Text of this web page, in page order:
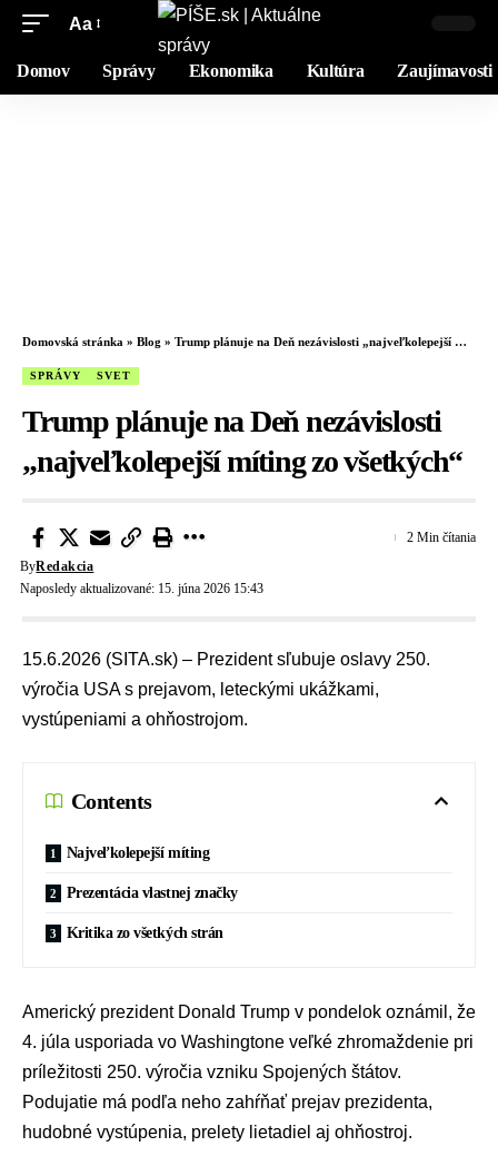
Aa
Domov Správy Ekonomika Kultúra Zaujímavosti
Domovská stránka » Blog » Trump plánuje na Deň nezávislosti „najveľkolepejší míting zo všetkých“
SPRÁVY SVET
Trump plánuje na Deň nezávislosti
„najveľkolepejší míting zo všetkých“
Naposledy aktualizované: 15. júna 2026 15:43
ByRedakcia
2 Min čítania
15.6.2026 (SITA.sk) – Prezident sľubuje oslavy 250.
výročia USA s prejavom, leteckými ukážkami,
vystúpeniami a ohňostrojom.
Contents
Najveľkolepejší míting
Prezentácia vlastnej značky
Kritika zo všetkých strán
Americký prezident Donald Trump v pondelok oznámil, že
4. júla usporiada vo Washingtone veľké zhromaždenie pri
príležitosti 250. výročia vzniku Spojených štátov.
Podujatie má podľa neho zahŕňať prejav prezidenta,
hudobné vystúpenia, prelety lietadiel aj ohňostroj.